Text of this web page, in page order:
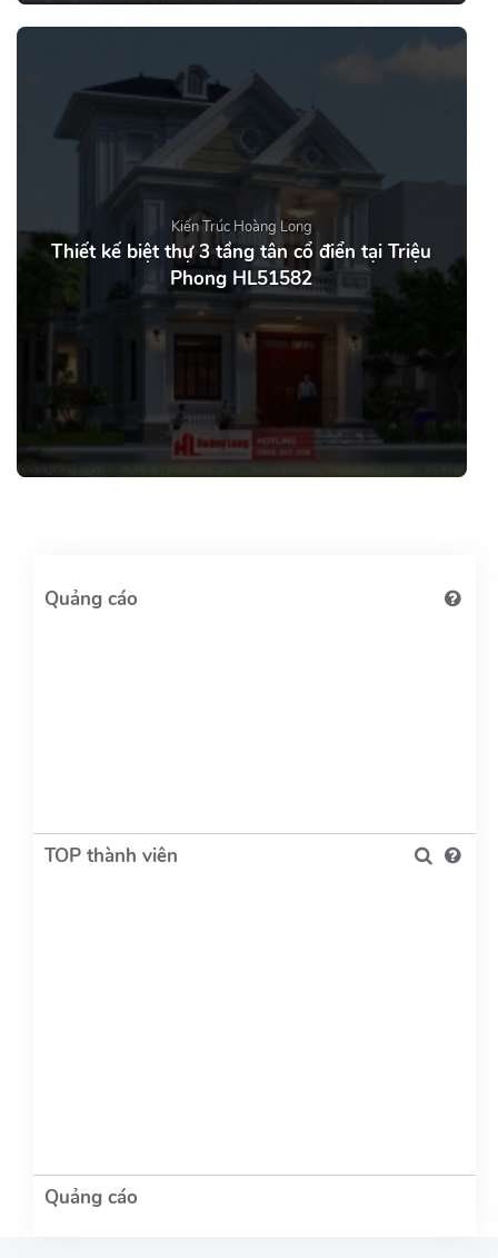
Kiến Trúc Hoàng Long
Thiết kế biệt thự 3 tầng tân cổ điển tại Triệu
Phong HL51582
TOP thành viên